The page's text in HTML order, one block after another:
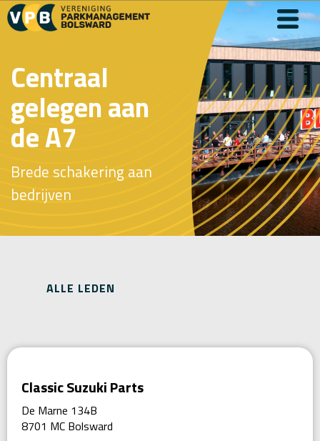
Centraal
gelegen aan
de A7
Brede schakering aan
bedrijven
ALLE LEDEN
Classic Suzuki Parts
De Marne 134B
8701 MC Bolsward